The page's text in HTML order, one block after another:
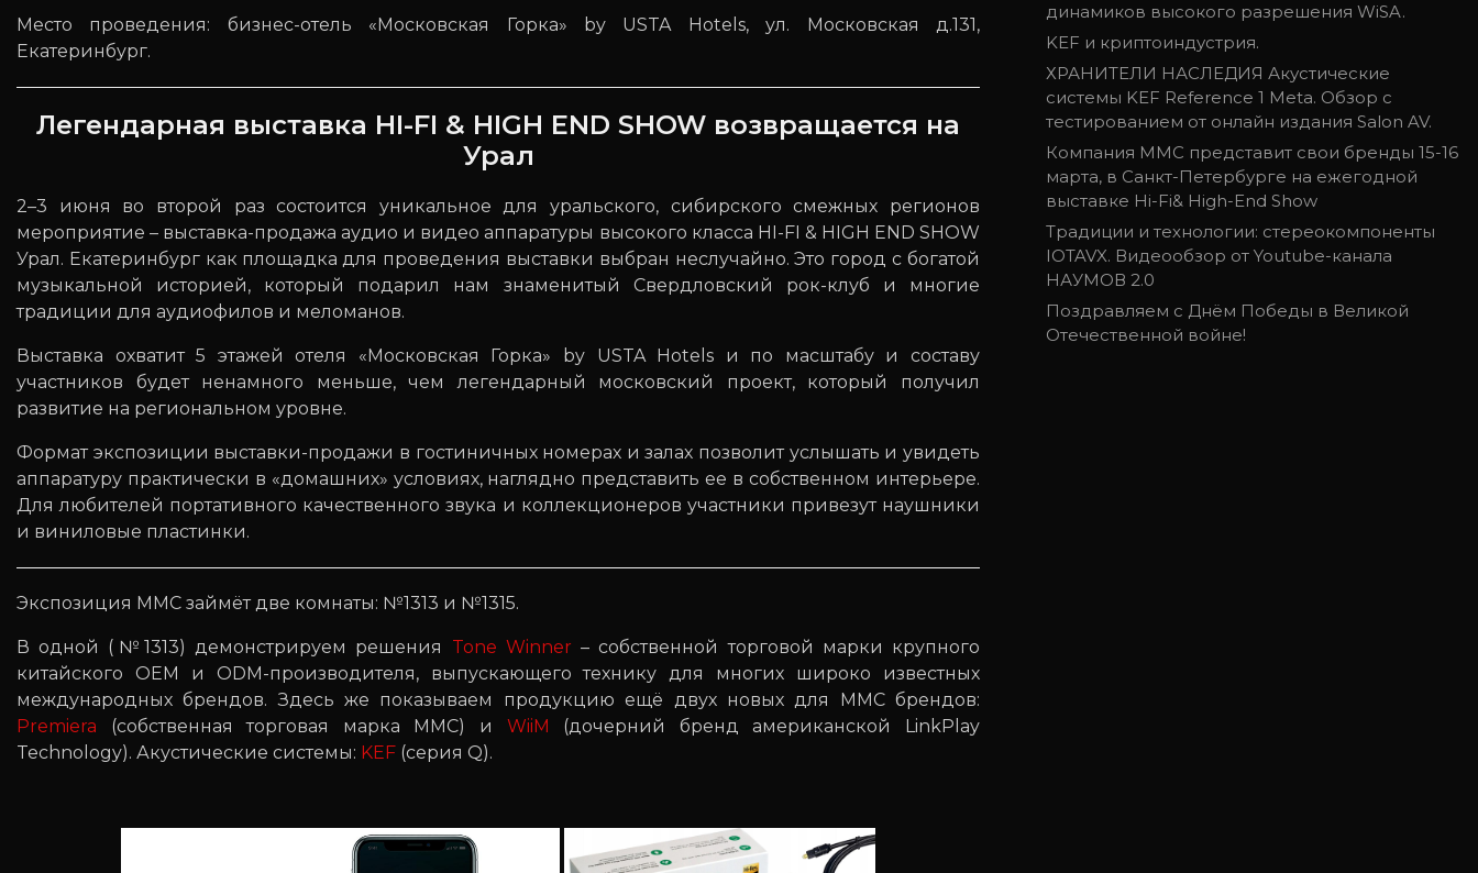
Место проведения: бизнес-отель «Московская Горка» by USTA Hotels, ул. Московская д.131,
Екатеринбург.
Легендарная выставка HI-FI & HIGH END SHOW возвращается на
Урал
2–3 июня во второй раз состоится уникальное для уральского, сибирского смежных регионов
мероприятие – выставка-продажа аудио и видео аппаратуры высокого класса HI-FI & HIGH END SHOW
Урал. Екатеринбург как площадка для проведения выставки выбран неслучайно. Это город с богатой
музыкальной историей, который подарил нам знаменитый Свердловский рок-клуб и многие
традиции для аудиофилов и меломанов.
Выставка охватит 5 этажей отеля «Московская Горка» by USTA Hotels и по масштабу и составу
участников будет ненамного меньше, чем легендарный московский проект, который получил
развитие на региональном уровне.
Формат экспозиции выставки-продажи в гостиничных номерах и залах позволит услышать и увидеть
аппаратуру практически в «домашних» условиях, наглядно представить ее в собственном интерьере.
Для любителей портативного качественного звука и коллекционеров участники привезут наушники
и виниловые пластинки.
Экспозиция MMC займёт две комнаты: №1313 и №1315.
В одной (№1313) демонстрируем решения Tone Winner– собственной торговой марки крупного
китайского OEM и ODM-производителя, выпускающего технику для многих широко известных
международных брендов. Здесь же показываем продукцию ещё двух новых для ММС брендов:
Premiera (собственная торговая марка MMC) и WiiM
(дочерний бренд американской LinkPlay
Technology). Акустические системы: KEF (серия Q).
динамиков высокого разрешения WiSA.
KEF и криптоиндустрия.
ХРАНИТЕЛИ НАСЛЕДИЯ Акустические
системы KEF Reference 1 Meta. Обзор с
тестированием от онлайн издания Salon AV.
Компания ММС представит свои бренды 15-16
марта, в Санкт-Петербурге на ежегодной
выставке Hi-Fi& High-End Show
Традиции и технологии: стереокомпоненты
IOTAVX. Видеообзор от Youtube-канала
НАУМОВ 2.0
Поздравляем с Днём Победы в Великой
Отечественной войне!